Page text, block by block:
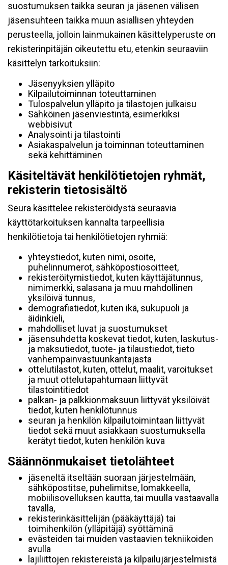
suostumuksen taikka seuran ja jäsenen välisen
jäsensuhteen taikka muun asiallisen yhteyden
perusteella, jolloin lainmukainen käsittelyperuste on
rekisterinpitäjän oikeutettu etu, etenkin seuraaviin
käsittelyn tarkoituksiin:
Jäsenyyksien ylläpito
Kilpailutoiminnan toteuttaminen
Tulospalvelun ylläpito ja tilastojen julkaisu
Sähköinen jäsenviestintä, esimerkiksi
webbisivut
Analysointi ja tilastointi
Asiakaspalvelun ja toiminnan toteuttaminen
sekä kehittäminen
Käsiteltävät henkilötietojen ryhmät,
rekisterin tietosisältö
Seura käsittelee rekisteröidystä seuraavia
käyttötarkoituksen kannalta tarpeellisia
henkilötietoja tai henkilötietojen ryhmiä:
yhteystiedot, kuten nimi, osoite,
puhelinnumerot, sähköpostiosoitteet,
rekisteröitymistiedot, kuten käyttäjätunnus,
nimimerkki, salasana ja muu mahdollinen
yksilöivä tunnus,
demografiatiedot, kuten ikä, sukupuoli ja
äidinkieli,
mahdolliset luvat ja suostumukset
jäsensuhdetta koskevat tiedot, kuten, laskutus-
ja maksutiedot, tuote- ja tilaustiedot, tieto
vanhempainvastuunkantajasta
ottelutilastot, kuten, ottelut, maalit, varoitukset
ja muut ottelutapahtumaan liittyvät
tilastointitiedot
palkan- ja palkkionmaksuun liittyvät yksilöivät
tiedot, kuten henkilötunnus
seuran ja henkilön kilpailutoimintaan liittyvät
tiedot sekä muut asiakkaan suostumuksella
kerätyt tiedot, kuten henkilön kuva
Säännönmukaiset tietolähteet
jäseneltä itseltään suoraan järjestelmään,
sähköpostitse, puhelimitse, lomakkeella,
mobiilisovelluksen kautta, tai muulla vastaavalla
tavalla,
rekisterinkäsittelijän (pääkäyttäjä) tai
toimihenkilön (ylläpitäjä) syöttäminä
evästeiden tai muiden vastaavien tekniikoiden
avulla
lajiliittojen rekistereistä ja kilpailujärjestelmistä